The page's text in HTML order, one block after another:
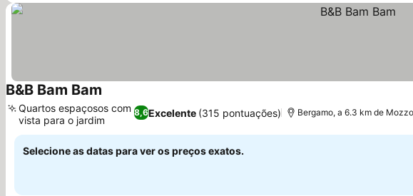
B&B Bam Bam
8,6Excelente (315 pontuações)
Quartos espaçosos com
vista para o jardim
Bergamo, a 6.3 km de Mozzo
Selecione as datas para ver os preços exatos.